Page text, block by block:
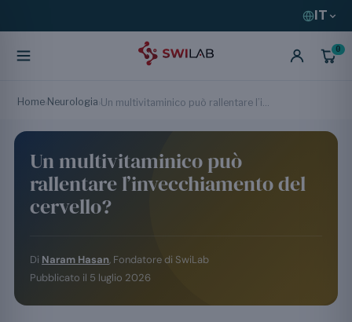
IT
0
Home Neurologia
Un multivitaminico può
rallentare l’invecchiamento del
cervello?
Di Naram Hasan, Fondatore di SwiLab
Pubblicato il 5 luglio 2026